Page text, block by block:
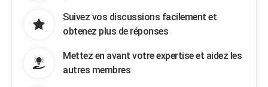
Suivez vos discussions facilement et
obtenez plus de réponses
Mettez en avant votre expertise et aidez les
autres membres